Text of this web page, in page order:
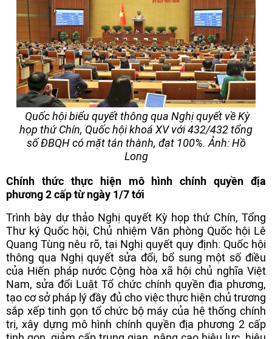
Quốc hội biểu quyết thông qua Nghị quyết về Kỳ
họp thứ Chín, Quốc hội khoá XV với 432/432 tổng
số ĐBQH có mặt tán thành, đạt 100%. Ảnh: Hồ
Long
Chính thức thực hiện mô hình chính quyền địa
phương 2 cấp từ ngày 1/7 tới
Trình bày dự thảo Nghị quyết Kỳ họp thứ Chín, Tổng
Thư ký Quốc hội, Chủ nhiệm Văn phòng Quốc hội Lê
Quang Tùng nêu rõ, tại Nghị quyết quy định: Quốc hội
thông qua Nghị quyết sửa đổi, bổ sung một số điều
của Hiến pháp nước Cộng hòa xã hội chủ nghĩa Việt
Nam, sửa đổi Luật Tổ chức chính quyền địa phương,
tạo cơ sở pháp lý đầy đủ cho việc thực hiện chủ trương
sắp xếp tinh gọn tổ chức bộ máy của hệ thống chính
trị, xây dựng mô hình chính quyền địa phương 2 cấp